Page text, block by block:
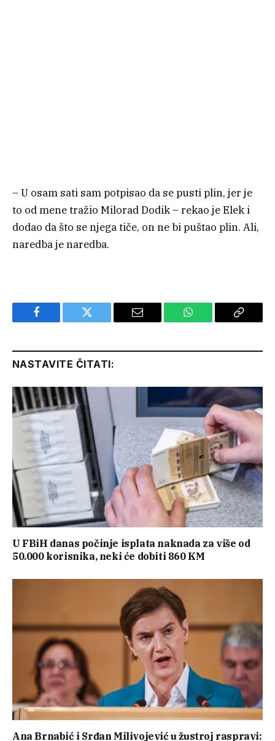
– U osam sati sam potpisao da se pusti plin, jer je
to od mene tražio Milorad Dodik – rekao je Elek i
dodao da što se njega tiče, on ne bi puštao plin. Ali,
naredba je naredba.
Facebook Twitter Email WhatsApp Copy
NASTAVITE ČITATI:
U FBiH danas počinje isplata naknada za više od
50.000 korisnika, neki će dobiti 860 KM
Ana Brnabić i Srđan Milivojević u žustroj raspravi: